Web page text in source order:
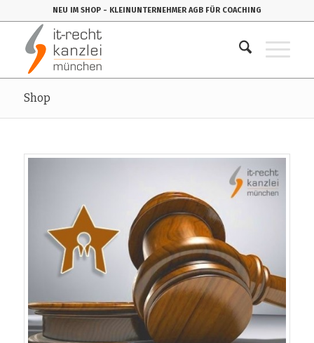
NEU IM SHOP - KLEINUNTERNEHMER AGB FÜR COACHING
Shop